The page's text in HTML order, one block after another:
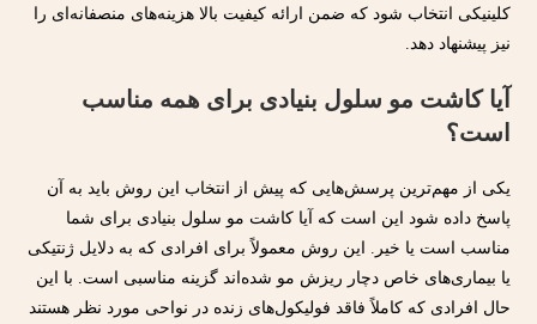
کلینیکی انتخاب شود که ضمن ارائه کیفیت بالا هزینه‌های منصفانه‌ای را
نیز پیشنهاد دهد.
آیا کاشت مو سلول بنیادی برای همه مناسب
است؟
یکی از مهم‌ترین پرسش‌هایی که پیش از انتخاب این روش باید به آن
پاسخ داده شود این است که آیا کاشت مو سلول بنیادی برای شما
مناسب است یا خیر. این روش معمولاً برای افرادی که به دلایل ژنتیکی
یا بیماری‌های خاص دچار ریزش مو شده‌اند گزینه مناسبی است. با این
حال افرادی که کاملاً فاقد فولیکول‌های زنده در نواحی مورد نظر هستند